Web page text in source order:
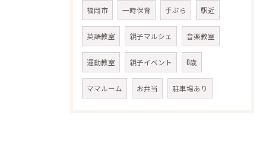
福岡市 一時保育 手ぶら 駅近
英語教室 親子マルシェ 音楽教室
運動教室 親子イベント 0歳
ママルーム お弁当 駐車場あり